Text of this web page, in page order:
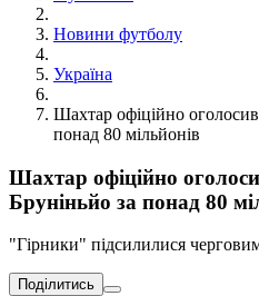
Новини футболу
Україна
Шахтар офіційно
понад 80 мільйонів
Шахтар офіційно
Бруніньйо за понад 80
"Гірники" підсилилися
Поділитись